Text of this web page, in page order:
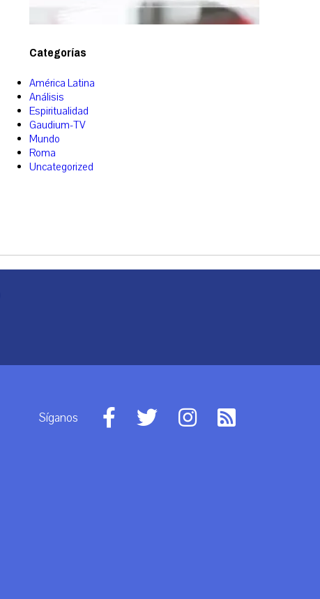
Categorías
América Latina
Análisis
Espiritualidad
Gaudium-TV
Mundo
Roma
Uncategorized
Síganos